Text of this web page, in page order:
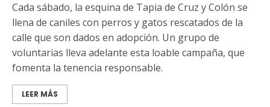
Cada sábado, la esquina de Tapia de Cruz y Colón se
llena de caniles con perros y gatos rescatados de la
calle que son dados en adopción. Un grupo de
voluntarias lleva adelante esta loable campaña, que
fomenta la tenencia responsable.
LEER MÁS